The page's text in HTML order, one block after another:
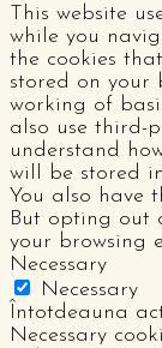
This website
while you
the cookies
stored on your
working of
also use third-
understand
will be stored
You also have
But opting out
your browsing
Necessary
Necessary
Întotdeauna
Necessary